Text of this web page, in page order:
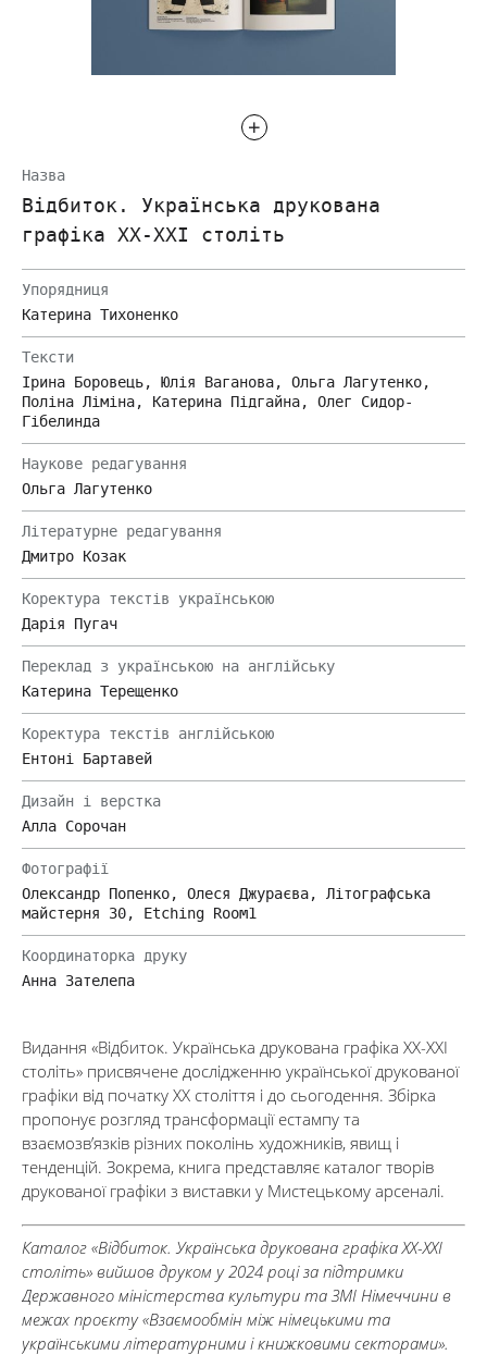
Назва
Відбиток. Українська друкована
графіка ХХ-ХХІ століть
Упорядниця
Катерина Тихоненко
Тексти
Ірина Боровець, Юлія Ваганова, Ольга Лагутенко,
Поліна Ліміна, Катерина Підгайна, Олег Сидор-
Гібелинда
Наукове редагування
Ольга Лагутенко
Літературне редагування
Дмитро Козак
Коректура текстів українською
Дарія Пугач
Переклад з українською на англійську
Катерина Терещенко
Коректура текстів англійською
Ентоні Бартавей
Дизайн і верстка
Алла Сорочан
Фотографії
Олександр Попенко, Олеся Джураєва, Літографська
майстерня 30, Etching Room1
Координаторка друку
Анна Зателепа
Видання «Відбиток. Українська друкована графіка ХХ-ХХІ
століть» присвячене дослідженню української друкованої
графіки від початку ХХ століття і до сьогодення. Збірка
пропонує розгляд трансформації естампу та
взаємозв’язків різних поколінь художників, явищ і
тенденцій. Зокрема, книга представляє каталог творів
друкованої графіки з виставки у Мистецькому арсеналі.
Каталог «Відбиток. Українська друкована графіка ХХ-ХХІ
століть» вийшов друком у 2024 році за підтримки
Державного міністерства культури та ЗМІ Німеччини в
межах проєкту «Взаємообмін між німецькими та
українськими літературними і книжковими секторами».